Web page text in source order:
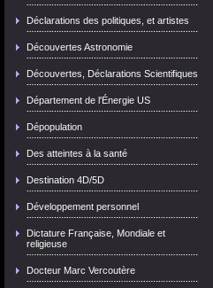
Déclarations des politiques, et artistes
Découvertes Astronomie
Découvertes, Déclarations Scientifiques
Département de l'Énergie US
Dépopulation
Des atteintes à la santé
Destination 4D/5D
Développement personnel
Dictature Française, Mondiale et
religieuse
Docteur Marc Vercoutère